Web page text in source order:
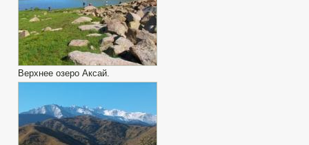
Верхнее озеро Аксай.